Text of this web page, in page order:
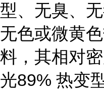
型、无臭、
无色或微黄
料，其相对
光89% 热变